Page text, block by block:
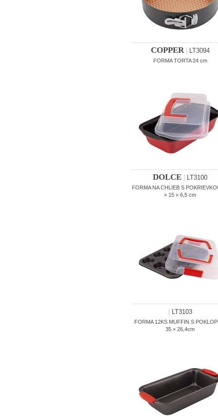
COPPER| LT3094
FORMA TORTA 24 cm
DOLCE LT3100
FORMA NA CHLIEB S
× 15 × 6,5 cm
LT3103
FORMA 12KS MUFFIN S
35 × 26,4cm